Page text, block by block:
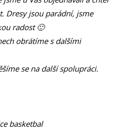
Dresy jsou parádní, jsme
radost 🙂
obrátíme s dalšími
se na další spolupráci.
basketbal